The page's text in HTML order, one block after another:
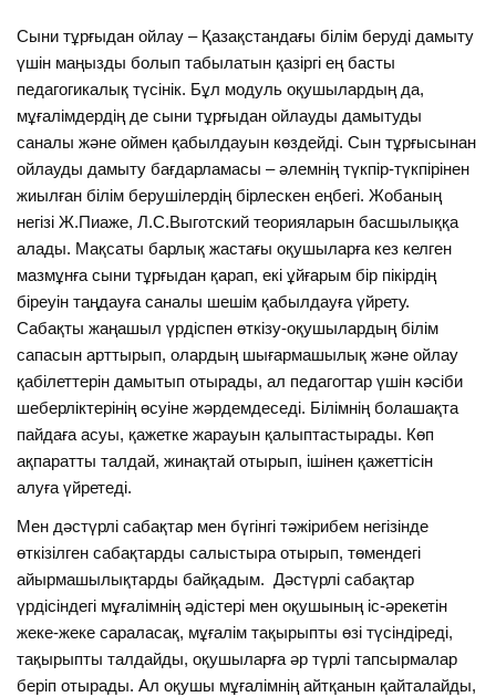
Сыни тұрғыдан ойлау – Қазақстандағы білім беруді дамыту
үшін маңызды болып табылатын қазіргі ең басты
педагогикалық түсінік. Бұл модуль оқушылардың да,
мұғалімдердің де сыни тұрғыдан ойлауды дамытуды
саналы және оймен қабылдауын көздейді. Сын тұрғысынан
ойлауды дамыту бағдарламасы – әлемнің түкпір-түкпірінен
жиылған білім берушілердің бірлескен еңбегі. Жобаның
негізі Ж.Пиаже, Л.С.Выготский теорияларын басшылыққа
алады. Мақсаты барлық жастағы оқушыларға кез келген
мазмұнға сыни тұрғыдан қарап, екі ұйғарым бір пікірдің
біреуін таңдауға саналы шешім қабылдауға үйрету.
Сабақты жаңашыл үрдіспен өткізу-оқушылардың білім
сапасын арттырып, олардың шығармашылық және ойлау
қабілеттерін дамытып отырады, ал педагогтар үшін кәсіби
шеберліктерінің өсуіне жәрдемдеседі. Білімнің болашақта
пайдаға асуы, қажетке жарауын қалыптастырады. Көп
ақпаратты талдай, жинақтай отырып, ішінен қажеттісін
алуға үйретеді.
Мен дәстүрлі сабақтар мен бүгінгі тәжірибем негізінде
өткізілген сабақтарды салыстыра отырып, төмендегі
айырмашылықтарды байқадым. Дәстүрлі сабақтар
үрдісіндегі мұғалімнің әдістері мен оқушының іс-әрекетін
жеке-жеке сараласақ, мұғалім тақырыпты өзі түсіндіреді,
тақырыпты талдайды, оқушыларға әр түрлі тапсырмалар
беріп отырады. Ал оқушы мұғалімнің айтқанын қайталайды,